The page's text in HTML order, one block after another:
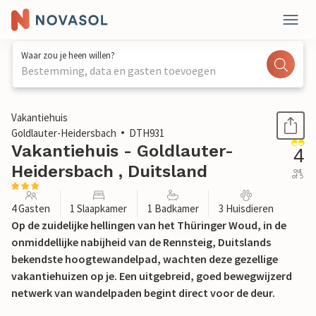
Waar zou je heen willen?
Bestemming, data en gasten toevoegen
1 / 21
Vakantiehuis
Goldlauter-Heidersbach
DTH931
Vakantiehuis - Goldlauter-
Heidersbach , Duitsland
4
out
of 5
4 Gasten 1 Slaapkamer 1 Badkamer 3 Huisdieren
Op de zuidelijke hellingen van het Thüringer Woud, in de
onmiddellijke nabijheid van de Rennsteig, Duitslands
bekendste hoogtewandelpad, wachten deze gezellige
vakantiehuizen op je. Een uitgebreid, goed bewegwijzerd
netwerk van wandelpaden begint direct voor de deur.